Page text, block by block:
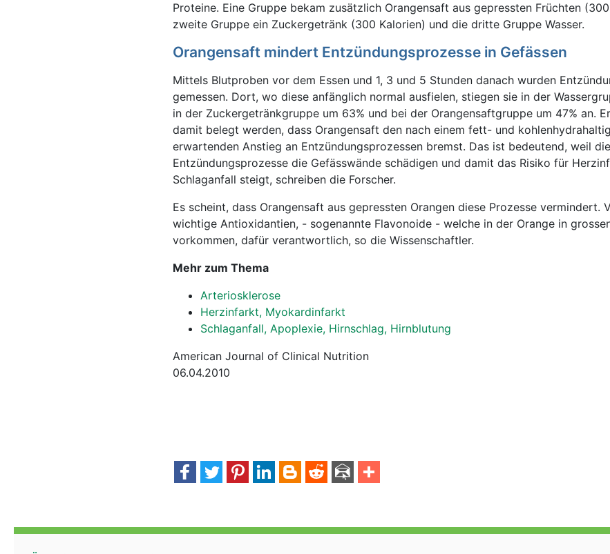
Proteine. Eine Gruppe bekam zusätzlich Orangensaft aus gepressten Früchten
zweite Gruppe ein Zuckergetränk (300 Kalorien) und die dritte Gruppe Wasser.
Orangensaft mindert Entzündungsprozesse in Gefässen
Mittels Blutproben vor dem Essen und 1, 3 und 5 Stunden danach wurden
gemessen. Dort, wo diese anfänglich normal ausfielen, stiegen sie in der
in der Zuckergetränkgruppe um 63% und bei der Orangensaftgruppe um 47% an.
damit belegt werden, dass Orangensaft den nach einem fett- und
erwartenden Anstieg an Entzündungsprozessen bremst. Das ist bedeutend, weil die
Entzündungsprozesse die Gefässwände schädigen und damit das Risiko für
Schlaganfall steigt, schreiben die Forscher.
Es scheint, dass Orangensaft aus gepressten Orangen diese Prozesse vermindert.
wichtige Antioxidantien, - sogenannte Flavonoide - welche in der Orange in
vorkommen, dafür verantwortlich, so die Wissenschaftler.
Mehr zum Thema
Arteriosklerose
Herzinfarkt, Myokardinfarkt
Schlaganfall, Apoplexie, Hirnschlag, Hirnblutung
American Journal of Clinical Nutrition
06.04.2010